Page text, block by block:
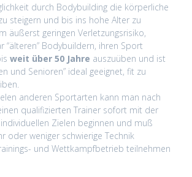
durch Bodybuilding die körperliche
steigern und bis ins hohe Alter zu
äußerst geringen Verletzungsrisiko,
“älteren” Bodybuildern, ihren Sport
weit über 50 Jahre auszuüben und ist
und Senioren” ideal geeignet, fit zu
anderen Sportarten kann man nach
qualifizierten Trainer sofort mit der
Zielen beginnen und muß
oder weniger schwierige Technik
und Wettkampfbetrieb teilnehmen